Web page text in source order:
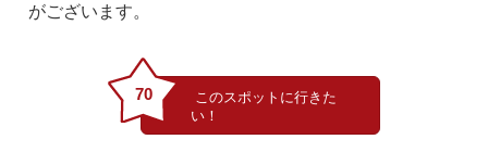
がございます。
70